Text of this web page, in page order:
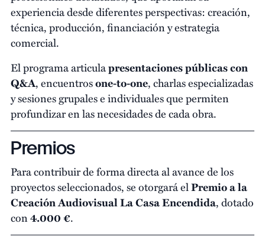
experiencia desde diferentes perspectivas: creación,
técnica, producción, financiación y estrategia
comercial.
El programa articulapresentaciones públicas con
Q&A, encuentrosone-to-one, charlas especializadas
y sesiones grupales e individuales que permiten
profundizar en las necesidades de cada obra.
Premios
Para contribuir de forma directa al avance de los
proyectos seleccionados, se otorgará elPremio a la
Creación Audiovisual La Casa Encendida, dotado
con4.000 €.